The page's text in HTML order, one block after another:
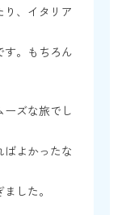
、イタリア
す。もちろん
ズな旅でし
よかったな
した。